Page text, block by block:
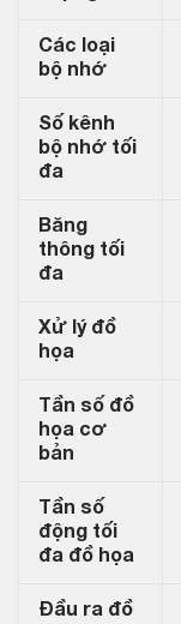
Các loại
bộ nhớ
Số kênh
bộ nhớ tối
đa
Băng
thông tối
đa
Xử lý đồ
họa
Tần số đồ
họa cơ
bản
Tần số
động tối
đa đồ họa
Đầu ra đồ